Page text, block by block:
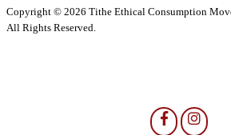
Copyright © 2026 Tithe Ethical Consumption
All Rights Reserved.